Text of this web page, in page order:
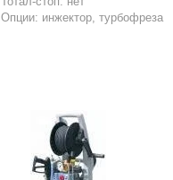
Опции: инжектор, турбофреза